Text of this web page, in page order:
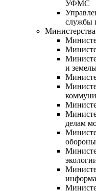
УФМС
Министерства
и
делам